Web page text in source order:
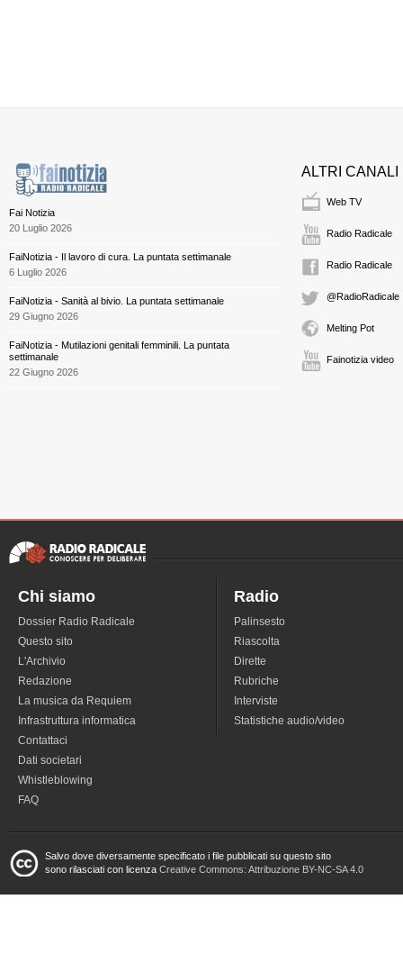
Fai Notizia
20 Luglio 2026
FaiNotizia - Il lavoro di cura. La puntata settimanale
6 Luglio 2026
FaiNotizia - Sanità al bivio. La puntata settimanale
29 Giugno 2026
FaiNotizia - Mutilazioni genitali femminili. La puntata
settimanale
22 Giugno 2026
ALTRI CANALI
Web TV
Radio Radicale
Radio Radicale
@RadioRadicale
Melting Pot
Fainotizia video
Chi siamo
Dossier Radio Radicale
Questo sito
L'Archivio
Redazione
La musica da Requiem
Infrastruttura informatica
Contattaci
Dati societari
Whistleblowing
FAQ
Radio
Palinsesto
Riascolta
Dirette
Rubriche
Interviste
Statistiche audio/video
Salvo dove diversamente specificato i file pubblicati su questo sito
sono rilasciati con licenza Creative Commons: Attribuzione BY-NC-SA 4.0